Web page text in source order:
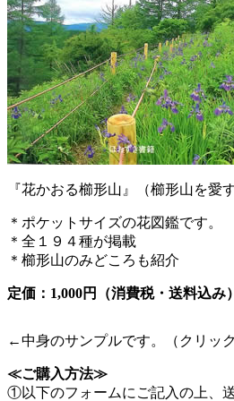
『花かおる櫛形山』（櫛形山を愛
＊ポケットサイズの花図鑑です。
＊全１９４種が掲載
＊櫛形山のみどころも紹介
定価：1,000円（消費税・送料込み）
←中身のサンプルです。（クリッ
≪ご購入方法≫
①以下のフォームにご記入の上、